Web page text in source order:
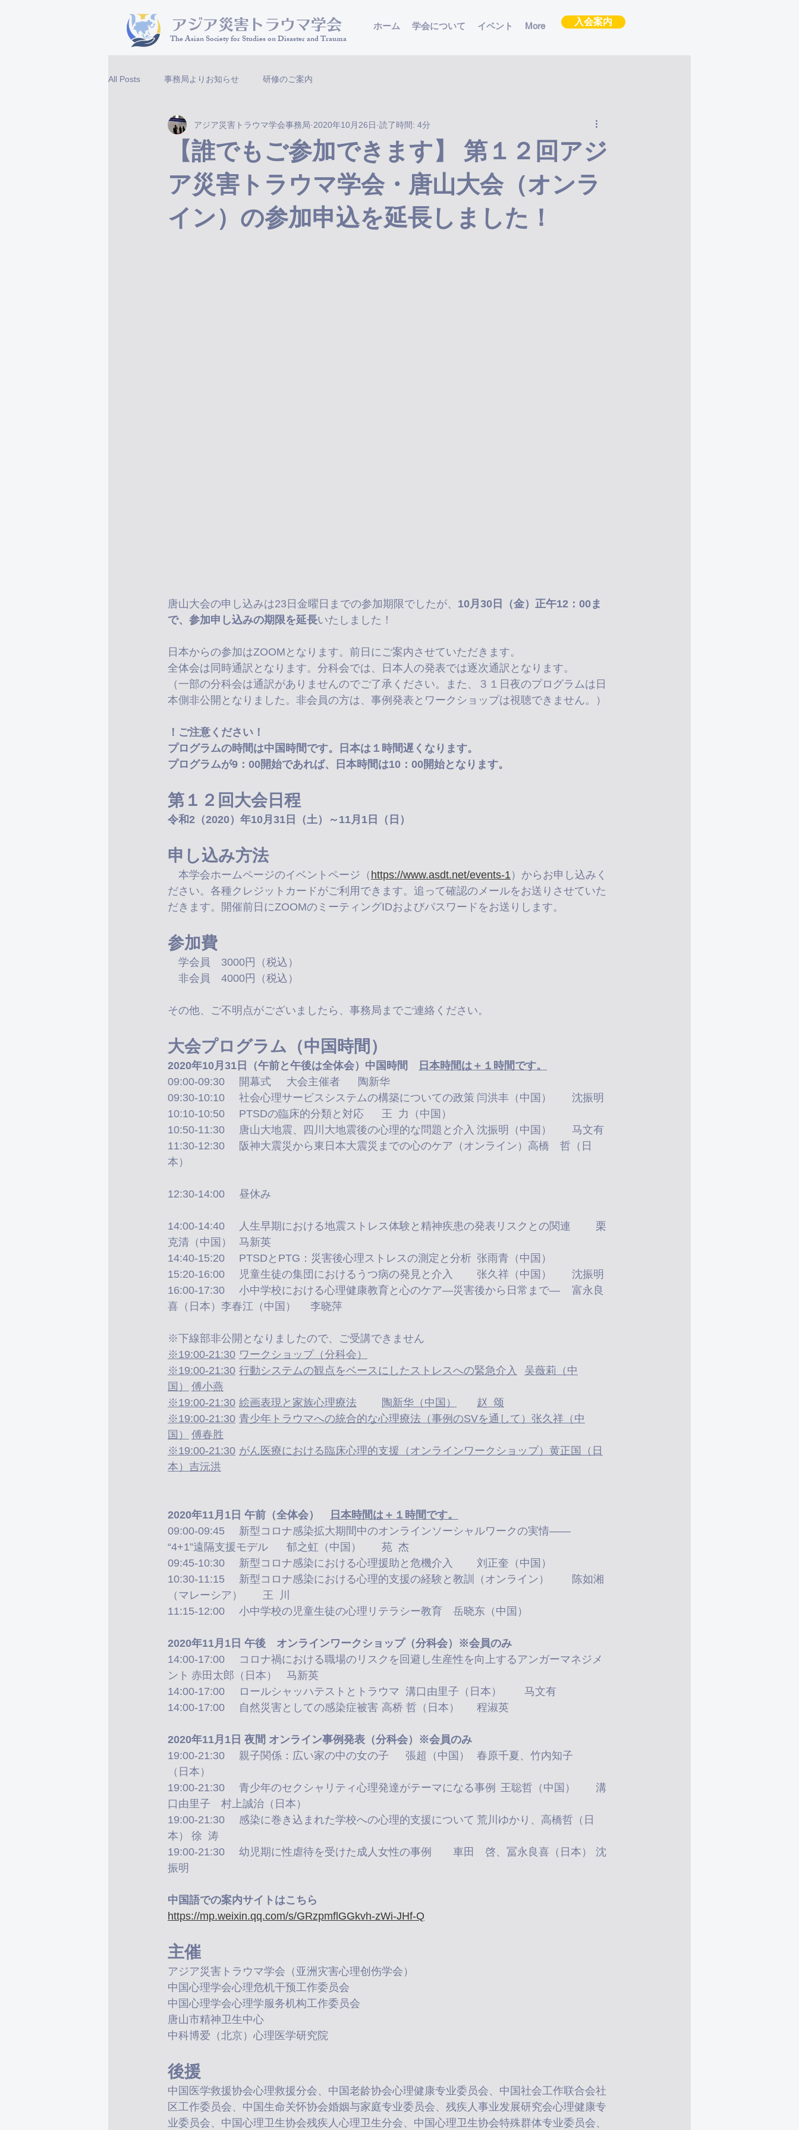
​アジア災害トラウマ学会
The Asian Society for Studies on Disaster and Trauma
ホーム 学会について イベント More 入会案内
All Posts 事務局よりお知らせ 研修のご案内
【誰でもご参加できます】 第１２回アジ
ア災害トラウマ学会・唐山大会（オンラ
イン）の参加申込を延長しました！
アジア災害トラウマ学会事務局 2020年10月26日 読了時間: 4分
唐山大会の申し込みは23日金曜日までの参加期限でしたが、 10月30日（金）正午12：00ま
で、参加申し込みの期限を延長いたしました！
日本からの参加はZOOMとなります。前日にご案内させていただきます。
全体会は同時通訳となります。分科会では、日本人の発表では逐次通訳となります。
（一部の分科会は通訳がありませんのでご了承ください。また、３１日夜のプログラムは日
本側非公開となりました。非会員の方は、事例発表とワークショップは視聴できません。）
！ご注意ください！
プログラムの時間は中国時間です。日本は１時間遅くなります。
プログラムが9：00開始であれば、日本時間は10：00開始となります。
第１２回大会日程
令和2（2020）年10月31日（土）～11月1日（日）
申し込み方法
本学会ホームページのイベントページ（ https://www.asdt.net/events-1 ）からお申し込みく
ださい。各種クレジットカードがご利用できます。追って確認のメールをお送りさせていた
だきます。開催前日にZOOMのミーティングIDおよびパスワードをお送りします。
参加費
学会員　3000円（税込）
非会員　4000円（税込）
その他、ご不明点がございましたら、事務局までご連絡ください。
大会プログラム（中国時間）
2020年10月31日（午前と午後は全体会）中国時間
日本時間は＋１時間です。
09:00-09:30	開幕式	大会主催者	陶新华
09:30-10:10	社会心理サービスシステムの構築についての政策	闫洪丰（中国）	沈振明
10:50-11:30	唐山大地震、四川大地震後の心理的な問題と介入	沈振明（中国）	马文有
11:30-12:30	阪神大震災から東日本大震災までの心のケア（オンライン）高橋　哲（日
12:30-14:00	昼休み
14:00-14:40	人生早期における地震ストレス体験と精神疾患の発表リスクとの関連	栗
克清（中国）	马新英
15:20-16:00	児童生徒の集団におけるうつ病の発見と介入	张久祥（中国）	沈振明
16:00-17:30	小中学校における心理健康教育と心のケア―災害後から日常まで―	富永良
喜（日本）李春江（中国）	李晓萍
※下線部非公開となりましたので、ご受講できません
※19:00-21:30	ワークショップ（分科会）
※19:00-21:30	行動システムの観点をベースにしたストレスへの緊急介入	吴薇莉（中
国）	傅小燕
※19:00-21:30	絵画表現と家族心理療法	陶新华（中国）	赵  颂
※19:00-21:30	青少年トラウマへの統合的な心理療法（事例のSVを通して）张久祥（中
国）	傅春胜
※19:00-21:30	がん医療における臨床心理的支援（オンラインワークショップ）黄正国（日
本）吉沅洪
2020年11月1日 午前（全体会）
日本時間は＋１時間です。
09:00-09:45	新型コロナ感染拡大期間中のオンラインソーシャルワークの実情——
“4+1”遠隔支援モデル 	郁之虹（中国）	苑  杰
10:30-11:15	新型コロナ感染における心理的支援の経験と教訓（オンライン）	陈如湘
（マレーシア）	王  川
2020年11月1日 午後　オンラインワークショップ（分科会）※会員のみ
14:00-17:00	コロナ禍における職場のリスクを回避し生産性を向上するアンガーマネジメ
ント	赤田太郎（日本）	马新英
14:00-17:00	ロールシャッハテストとトラウマ	溝口由里子（日本）	马文有
14:00-17:00	自然災害としての感染症被害	高桥 哲（日本）	程淑英
2020年11月1日 夜間 オンライン事例発表（分科会）※会員のみ
19:00-21:30	親子関係：広い家の中の女の子	張超（中国）	春原千夏、竹内知子
（日本）
19:00-21:30	青少年のセクシャリティ心理発達がテーマになる事例	王聡哲（中国）	溝
口由里子　村上誠治（日本）
19:00-21:30	感染に巻き込まれた学校への心理的支援について	荒川ゆかり、高橋哲（日
本）	徐  涛
19:00-21:30	幼児期に性虐待を受けた成人女性の事例	車田　啓、冨永良喜（日本）	沈
振明
中国語での案内サイトはこちら
https://mp.weixin.qq.com/s/GRzpmflGGkvh-zWi-JHf-Q
主催
アジア災害トラウマ学会（亚洲灾害心理创伤学会）
中国心理学会心理危机干预工作委员会
中国心理学会心理学服务机构工作委员会
唐山市精神卫生中心
中科博爱（北京）心理医学研究院
後援
中国医学救援协会心理救援分会、中国老龄协会心理健康专业委员会、中国社会工作联合会社
区工作委员会、中国生命关怀协会婚姻与家庭专业委员会、残疾人事业发展研究会心理健康专
业委员会、中国心理卫生协会残疾人心理卫生分会、中国心理卫生协会特殊群体专业委员会、